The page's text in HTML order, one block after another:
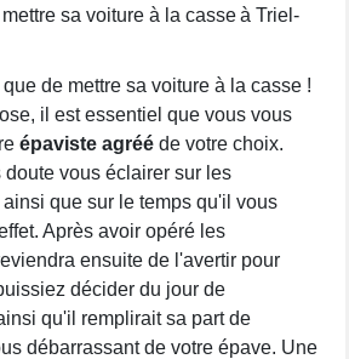
sa voiture à la casse à Triel-
de mettre sa voiture à la casse !
il est essentiel que vous vous
épaviste agréé de votre choix.
vous éclairer sur les
que sur le temps qu'il vous
Après avoir opéré les
ensuite de l'avertir pour
décider du jour de
qu'il remplirait sa part de
débarrassant de votre épave. Une